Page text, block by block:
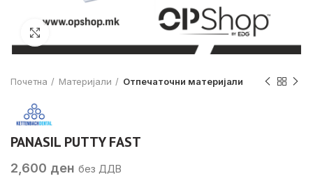
Почетна Материјали Отпечаточни материјали
PANASIL PUTTY FAST
2,600 ден без ДДВ